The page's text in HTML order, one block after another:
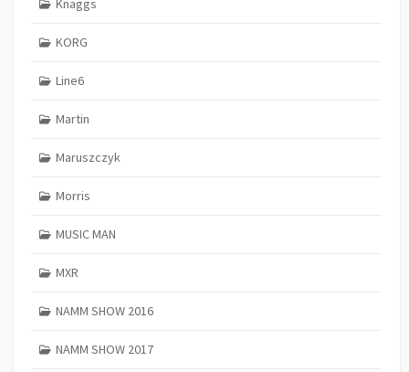
Knaggs
KORG
Line6
Martin
Maruszczyk
Morris
MUSIC MAN
MXR
NAMM SHOW 2016
NAMM SHOW 2017